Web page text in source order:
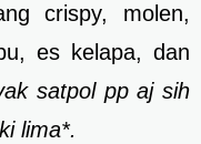
crispy, molen,
es kelapa, dan
satpol pp aj sih
lima*.